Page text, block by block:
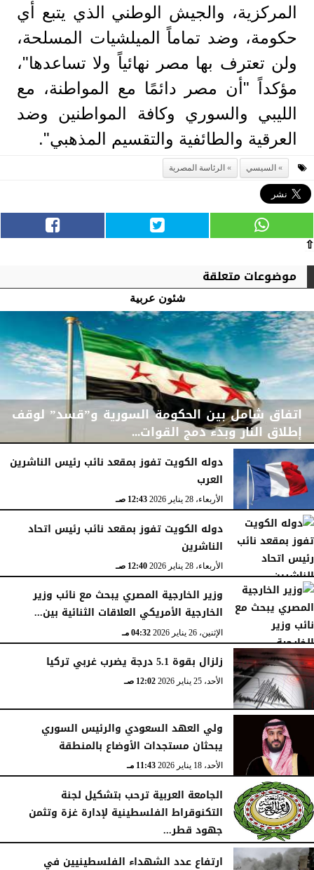
المركزية، والجيش الوطني الذي يتبع أي
حكومة، وضد تماماً الميلشيات المسلحة،
ولن تعترف بها مصر نهائياً ولا تساعدها"،
مؤكداً "أن مصر دائمًا مع المواطنة، مع
الليبي والسوري وكافة المواطنين وضد
العرقية والطائفية والتقسيم المذهبي".
السيسي الرئاسة المصرية
⇧
موضوعات متعلقة
شئون عربية
اتفاق شامل بين الحكومة السورية و”قسد” لوقف
إطلاق النار وبدء دمج القوات...
الجمعة، 30 يناير 2026 06:08 مـ
دوله الكويت تفوز بمقعد نائب رئيس الناشرين
العرب
الأربعاء، 28 يناير 2026 12:43 صـ
دوله الكويت تفوز بمقعد نائب رئيس اتحاد
الناشرين
الأربعاء، 28 يناير 2026 12:40 صـ
وزير الخارجية المصري يبحث مع نائب وزير
الخارجية الأمريكي العلاقات الثنائية بين...
الإثنين، 26 يناير 2026 04:32 مـ
زلزال بقوة 5.1 درجة يضرب غربي تركيا
الأحد، 25 يناير 2026 12:02 صـ
ولي العهد السعودي والرئيس السوري
يبحثان مستجدات الأوضاع بالمنطقة
الأحد، 18 يناير 2026 11:43 مـ
الجامعة العربية ترحب بتشكيل لجنة
التكنوقراط الفلسطينية لإدارة غزة وتثمن
جهود قطر...
الجمعة، 16 يناير 2026 09:09 مـ
ارتفاع عدد الشهداء الفلسطينيين في